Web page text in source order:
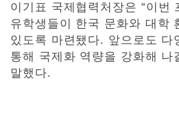
이기표 국제협력처장은 “이번
유학생들이 한국 문화와 대학
있도록 마련됐다. 앞으로도 다
통해 국제화 역량을 강화해 나
말했다.